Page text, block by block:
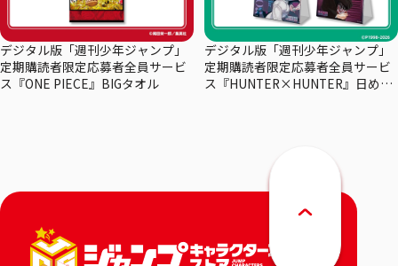
デジタル版「週刊少年ジャンプ」
定期購読者限定応募者全員サービ
ス『ONE PIECE』BIGタオル
デジタル版「週刊少年ジャンプ」
定期購読者限定応募者全員サービ
ス『HUNTER×HUNTER』日めく